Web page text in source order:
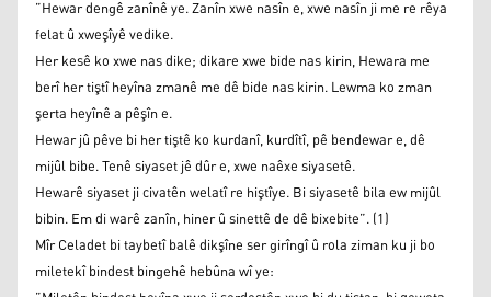
”Hewar dengê zanînê ye. Zanîn xwe nasîn e, xwe nasîn ji me re rêya
felat û xweşîyê vedike.
Her kesê ko xwe nas dike; dikare xwe bide nas kirin, Hewara me
berî her tiştî heyîna zmanê me dê bide nas kirin. Lewma ko zman
şerta heyînê a pêşîn e.
Hewar jû pêve bi her tiştê ko kurdanî, kurdîtî, pê bendewar e, dê
mijûl bibe. Tenê siyaset jê dûr e, xwe naêxe siyasetê.
Hewarê siyaset ji civatên welatî re hiştîye. Bi siyasetê bila ew mijûl
bibin. Em di warê zanîn, hiner û sinettê de dê bixebite”. (1)
Mîr Celadet bi taybetî balê dikşîne ser girîngî û rola ziman ku ji bo
miletekî bindest bingehê hebûna wî ye: